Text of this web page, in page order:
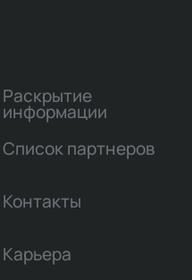
Раскрытие
информации
Список партнеров
Контакты
Карьера